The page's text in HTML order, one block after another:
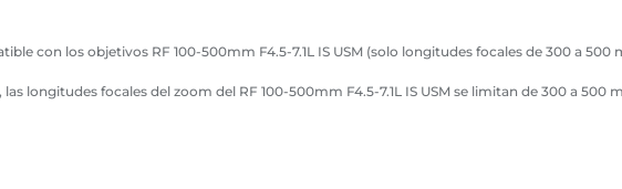
con los objetivos RF 100-500mm F4.5-7.1L IS USM (solo longitudes focales de 300 a 500
longitudes focales del zoom del RF 100-500mm F4.5-7.1L IS USM se limitan de 300 a 500